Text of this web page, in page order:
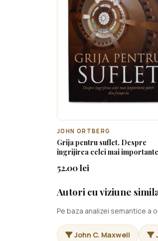
JOHN ORTBERG
Grija pentru suflet. Despre
îngrijirea celei mai
52.00 lei
Autori cu viziune
Pe baza analizei semantice a
John C. Maxwell